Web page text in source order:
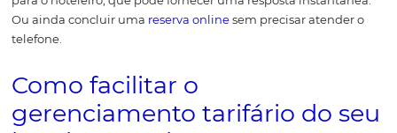
indicativo de um aumento na receita média, um
ocupação, ou ambos.
simultaneamente reduzir os custos.